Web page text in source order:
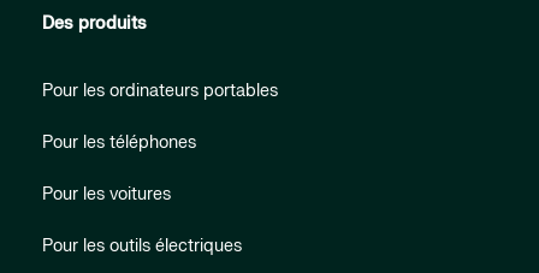
Des produits
Pour les ordinateurs portables
Pour les téléphones
Pour les voitures
Pour les outils électriques